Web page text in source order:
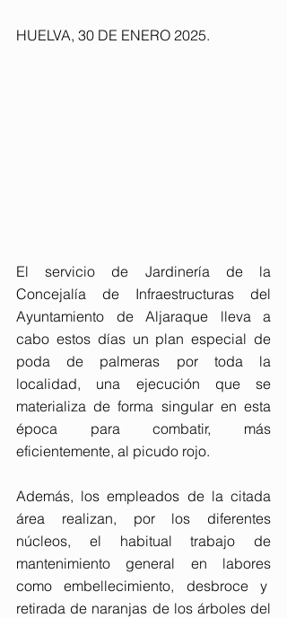
HUELVA, 30 DE ENERO 2025.
El servicio de Jardinería de la
Concejalía de Infraestructuras del
Ayuntamiento de Aljaraque lleva a
cabo estos días un plan especial de
poda de palmeras por toda la
localidad, una ejecución que se
materializa de forma singular en esta
época para combatir, más
eficientemente, al picudo rojo.
Además, los empleados de la citada
área realizan, por los diferentes
núcleos, el habitual trabajo de
mantenimiento general en labores
como embellecimiento, desbroce y
retirada de naranjas de los árboles del